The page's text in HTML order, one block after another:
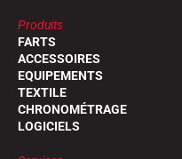
Produits
FARTS
ACCESSOIRES
EQUIPEMENTS
TEXTILE
CHRONOMÉTRAGE
LOGICIELS